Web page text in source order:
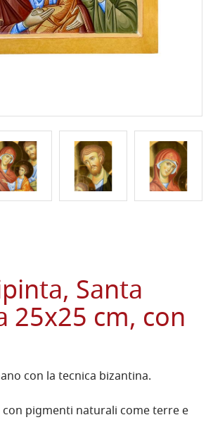
Santa
25x25 cm, con
con la tecnica bizantina.
pigmenti naturali come terre e